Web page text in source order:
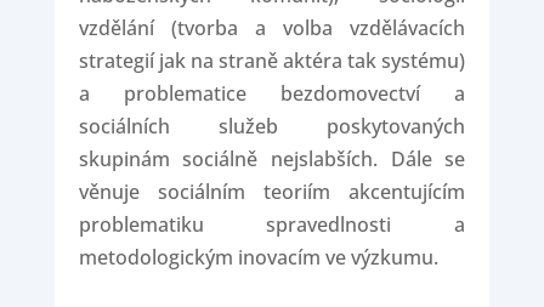
vzdělání (tvorba a volba vzdělávacích
strategií jak na straně aktéra tak systému)
a problematice bezdomovectví a
sociálních služeb poskytovaných
skupinám sociálně nejslabších. Dále se
věnuje sociálním teoriím akcentujícím
problematiku spravedlnosti a
metodologickým inovacím ve výzkumu.